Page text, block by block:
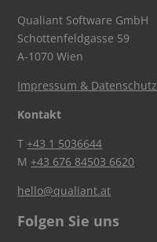
Qualiant Software GmbH
Schottenfeldgasse 59
A-1070 Wien
Impressum & Datenschutz
Kontakt
T+43 1 5036644
M+43 676 84503 6620
hello@qualiant.at
Folgen Sie uns